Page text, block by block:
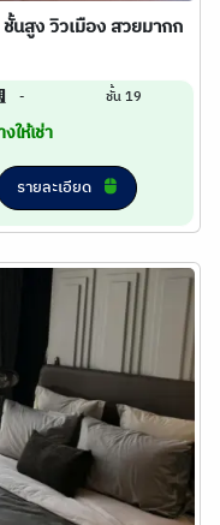
นสูง วิวเมือง สวยมากก
- ชั้น 19
งให้เช่า
รายละเอียด